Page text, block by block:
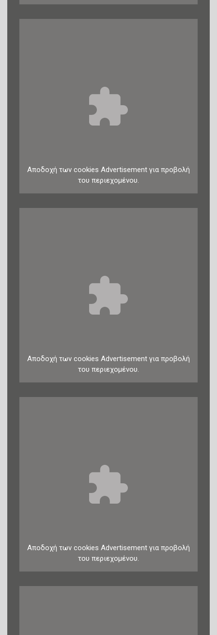
Αποδοχή των cookies Advertisement για προβολή
του περιεχομένου.
Αποδοχή των cookies Advertisement για προβολή
του περιεχομένου.
Αποδοχή των cookies Advertisement για προβολή
του περιεχομένου.